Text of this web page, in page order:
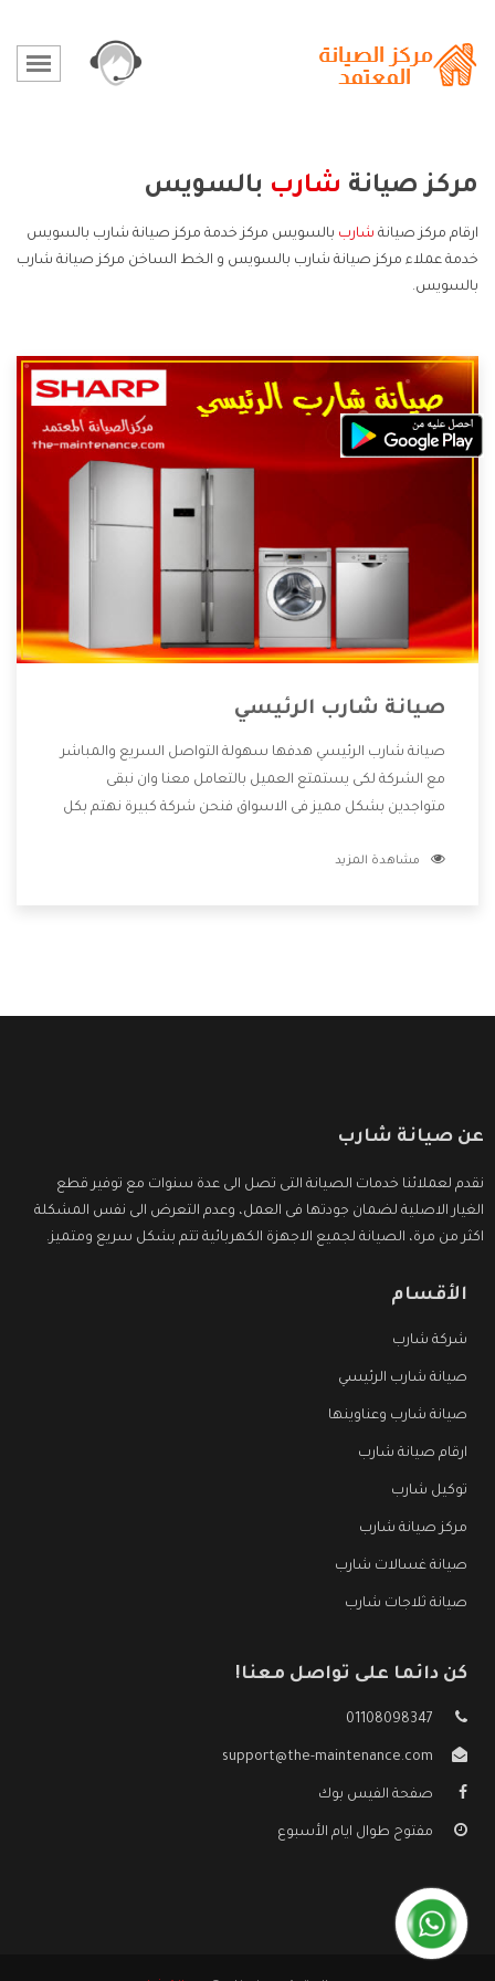
مركز صيانة شارب بالسويس
ارقام مركز صيانة شارب بالسويس مركز خدمة مركز صيانة شارب بالسويس
خدمة عملاء مركز صيانة شارب بالسويس و الخط الساخن مركز صيانة شارب
بالسويس.
صيانة شارب الرئيسي
صيانة شارب الرئيسي هدفها سهولة التواصل السريع والمباشر
مع الشركة لكى يستمتع العميل بالتعامل معنا وان نبقى
متواجدين بشكل مميز فى الاسواق فنحن شركة كبيرة نهتم بكل
الشركة بها والتى تكون منها خدمة الصيانة التى تكون من أهم
مشاهدة المزيد
عن صيانة شارب
نقدم لعملائنا خدمات الصيانة التى تصل الى عدة سنوات مع توفير قطع
الغيار الاصلية لضمان جودتها فى العمل، وعدم التعرض الى نفس المشكلة
اكثر من مرة، الصيانة لجميع الاجهزة الكهربائية تتم بشكل سريع ومتميز.
الأقسام
شركة شارب
صيانة شارب الرئيسي
صيانة شارب وعناوينها
ارقام صيانة شارب
توكيل شارب
مركز صيانة شارب
صيانة غسالات شارب
صيانة ثلاجات شارب
كن دائما على تواصل معنا!
01108098347
support@the-maintenance.com
صفحة الفيس بوك
مفتوح طوال ايام الأسبوع